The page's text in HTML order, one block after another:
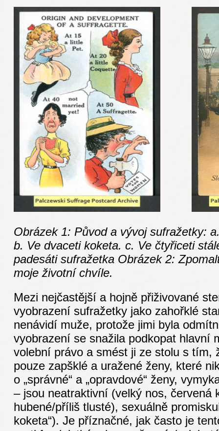
Obrázek 1: Původ a vývoj sufražetky:
b. Ve dvaceti koketa. c. Ve čtyřiceti
padesáti sufražetka Obrázek 2:
moje životní chvíle.
Mezi nejčastější a hojně přiživované
vyobrazení sufražetky jako zahořklé
nenávidí muže, protože jimi byla
vyobrazení se snažila podkopat hlavní
volební právo a smést ji ze stolu s tím,
pouze zapšklé a uražené ženy, které
o „správné“ a „opravdové“ ženy,
– jsou neatraktivní (velký nos, červená
hubené/příliš tlusté), sexuálně
koketa“). Je příznačné, jak často je